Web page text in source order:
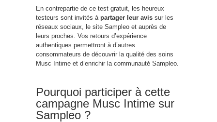
En contrepartie de ce test gratuit, les heureux
testeurs sont invités à partager leur avis sur les
réseaux sociaux, le site Sampleo et auprès de
leurs proches. Vos retours d’expérience
authentiques permettront à d’autres
consommateurs de découvrir la qualité des soins
Musc Intime et d’enrichir la communauté Sampleo.
Pourquoi participer à cette
campagne Musc Intime sur
Sampleo ?